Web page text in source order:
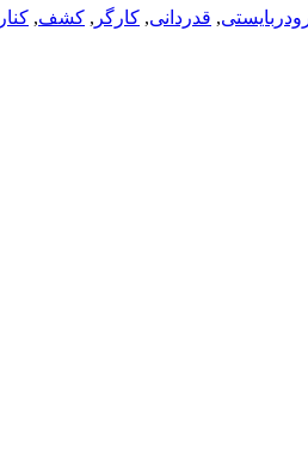
, قدردانی, کارگر , کشف, کنار